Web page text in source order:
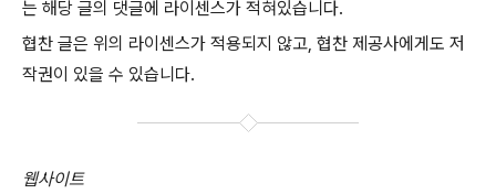
는 해당 글의 댓글에 라이센스가 적혀있습니다.
협찬 글은 위의 라이센스가 적용되지 않고, 협찬 제공사에게도 저
작권이 있을 수 있습니다.
웹사이트